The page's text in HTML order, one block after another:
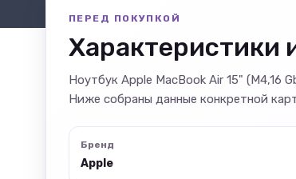
ПЕРЕД ПОКУПКОЙ
Характеристики
Ноутбук Apple MacBook Air 15" (M4,16
Ниже собраны данные конкретной
Бренд
Apple